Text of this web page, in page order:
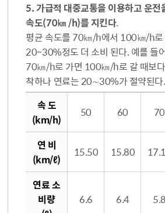
5. 가급적 대중교통을 이용하고 운전
속도(70㎞ /h)를 지킨다.
평균 속도를 70㎞/h에서 100㎞/h로
20~30%정도 더 소비 된다. 예를 들
70㎞/h로 가면 100㎞/h로 갈 때보
착하나 연료는 20∼30%가 절약된다.
속 도
(km/h)
50 60 70
연 비
(km/ℓ)
15.50 15.80
연료 소
비량
6.6 6.4 5.8